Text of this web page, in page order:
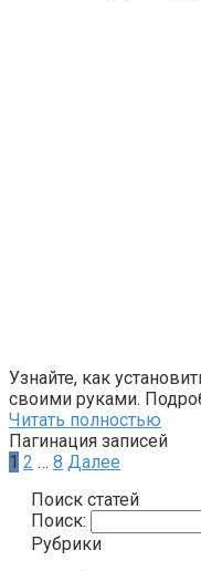
Узнайте, как
своими руками.
Читать полностью
Пагинация записей
1 2 … 8 Далее
Поиск статей
Поиск:
Рубрики